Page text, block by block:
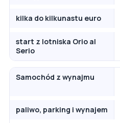
kilka do kilkunastu euro
start z lotniska Orio al
Serio
Samochód z wynajmu
paliwo, parking i wynajem